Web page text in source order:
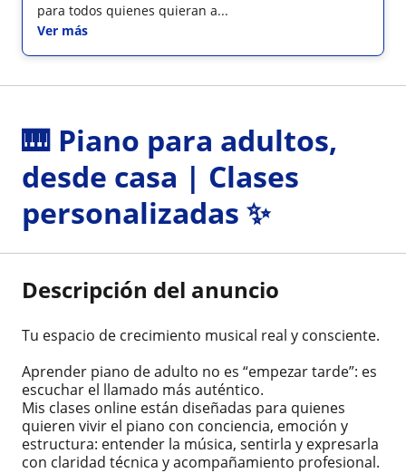
para todos quienes quieran a...
Ver más
🎹 Piano para adultos,
desde casa | Clases
personalizadas ✨
Descripción del anuncio
Tu espacio de crecimiento musical real y consciente.
Aprender piano de adulto no es “empezar tarde”: es
escuchar el llamado más auténtico.
Mis clases online están diseñadas para quienes
quieren vivir el piano con conciencia, emoción y
estructura: entender la música, sentirla y expresarla
con claridad técnica y acompañamiento profesional.